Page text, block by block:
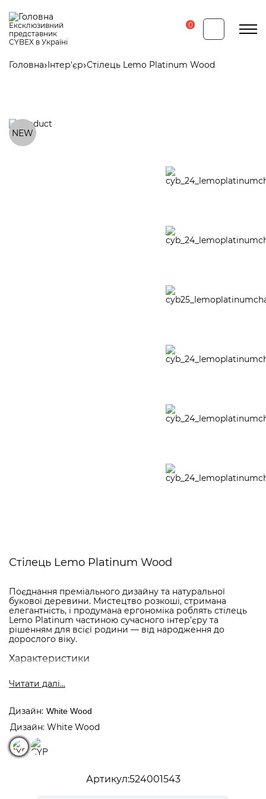
до
основного
вмісту
Ексклюзивний
представник
CYBEX в Україні
0
Головна Інтер'єр Стілець Lemo Platinum Wood
NEW
Стілець Lemo Platinum Wood
Поєднання преміального дизайну та натуральної
букової деревини. Мистецтво розкоші, стримана
елегантність, і продумана ергономіка роблять стілець
Lemo Platinum частиною сучасного інтер’єру та
рішенням для всієї родини — від народження до
дорослого віку.
Характеристики
Лінійка: Lemo Platinum
Колір: Black Wood \ White Wood
Вік: від 3 років
Максимальне навантаження: 120 кг
Розміри: 59,1 см х 46,8 см х 83,2 см
Вага: 8,1 кг
Регулювання: сидіння, підніжка
Бренд: Cybex
Читати далi...
Дизайн White Wood
Дизайн: White Wood
Артикул524001543